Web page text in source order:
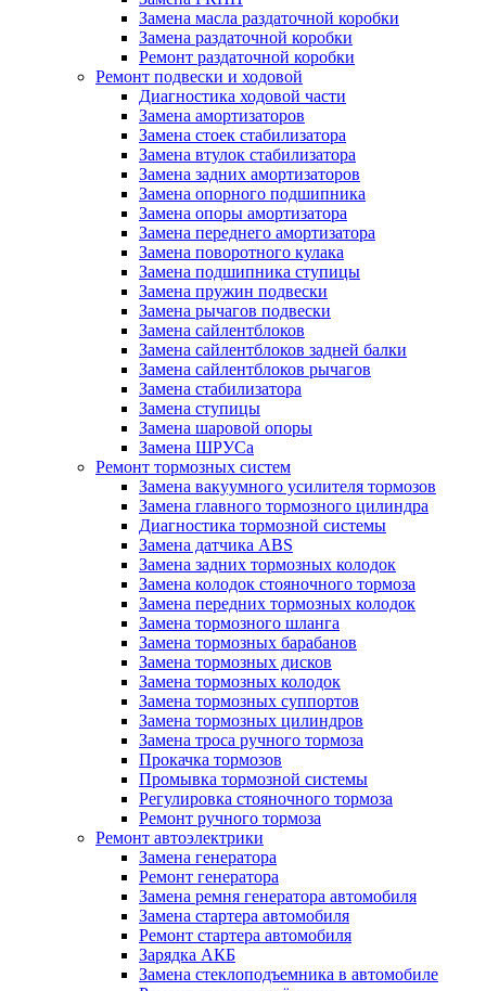
Замена масла раздаточной коробки
Замена раздаточной коробки
Ремонт раздаточной коробки
Ремонт подвески и ходовой
Диагностика ходовой части
Замена амортизаторов
Замена стоек стабилизатора
Замена втулок стабилизатора
Замена задних амортизаторов
Замена опорного подшипника
Замена опоры амортизатора
Замена переднего амортизатора
Замена поворотного кулака
Замена подшипника ступицы
Замена пружин подвески
Замена рычагов подвески
Замена сайлентблоков
Замена сайлентблоков задней балки
Замена сайлентблоков рычагов
Замена стабилизатора
Замена ступицы
Замена шаровой опоры
Замена ШРУСа
Ремонт тормозных систем
Замена вакуумного усилителя тормозов
Замена главного тормозного цилиндра
Диагностика тормозной системы
Замена датчика ABS
Замена задних тормозных колодок
Замена колодок стояночного тормоза
Замена передних тормозных колодок
Замена тормозного шланга
Замена тормозных барабанов
Замена тормозных дисков
Замена тормозных колодок
Замена тормозных суппортов
Замена тормозных цилиндров
Замена троса ручного тормоза
Прокачка тормозов
Промывка тормозной системы
Регулировка стояночного тормоза
Ремонт ручного тормоза
Ремонт автоэлектрики
Замена генератора
Ремонт генератора
Замена ремня генератора автомобиля
Замена стартера автомобиля
Ремонт стартера автомобиля
Зарядка АКБ
Замена стеклоподъемника в автомобиле